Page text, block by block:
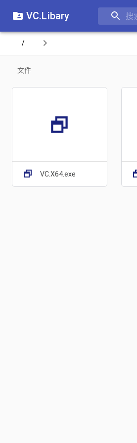
VC.Libary
录
册
/
文件
VC.X64.exe